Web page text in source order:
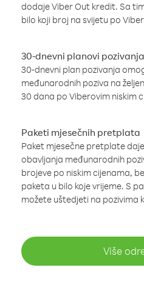
dodaje Viber Out kredit. Sa
bilo koji broj na svijetu po
30-dnevni planovi pozivanja
30-dnevni plan pozivanja
međunarodnih poziva na
30 dana po Viberovim niskim
Paketi mjesečnih pretplata
Paket mjesečne pretplate
obavljanja međunarodnih
brojeve po niskim cijenama,
paketa u bilo koje vrijeme. S
možete uštedjeti na pozivima
Više